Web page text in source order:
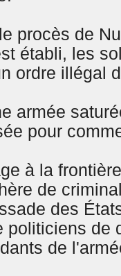
procès de
établi, les
ordre illégal
armée
pour
à la
de
des
politiciens de
de